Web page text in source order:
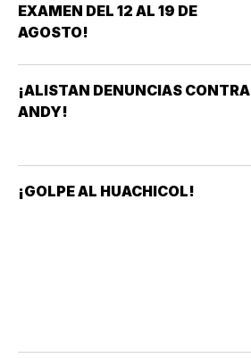
EXAMEN DEL 12 AL 19 DE
AGOSTO!
¡ALISTAN DENUNCIAS CONTRA
ANDY!
¡GOLPE AL HUACHICOL!